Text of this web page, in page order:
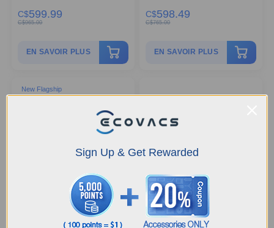
C$599.99
C$965.00
EN SAVOIR PLUS
C$598.49
C$765.00
EN SAVOIR PLUS
New Flagship
Aspirateur-robot laveur
DEEBOT X12 OmniCyclone sans
Ensemble DEEBOT X12 PRO
OMNI
Sign Up & Get Rewarded